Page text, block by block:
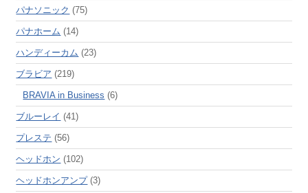
パナソニック (75)
パナホーム (14)
ハンディーカム (23)
ブラビア (219)
BRAVIA in Business (6)
ブルーレイ (41)
プレステ (56)
ヘッドホン (102)
ヘッドホンアンプ(3)